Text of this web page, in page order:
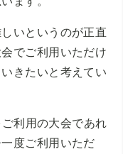
いというのが正直
でご利用いただけ
きたいと考えてい
利用の大会であれ
度ご利用いただ